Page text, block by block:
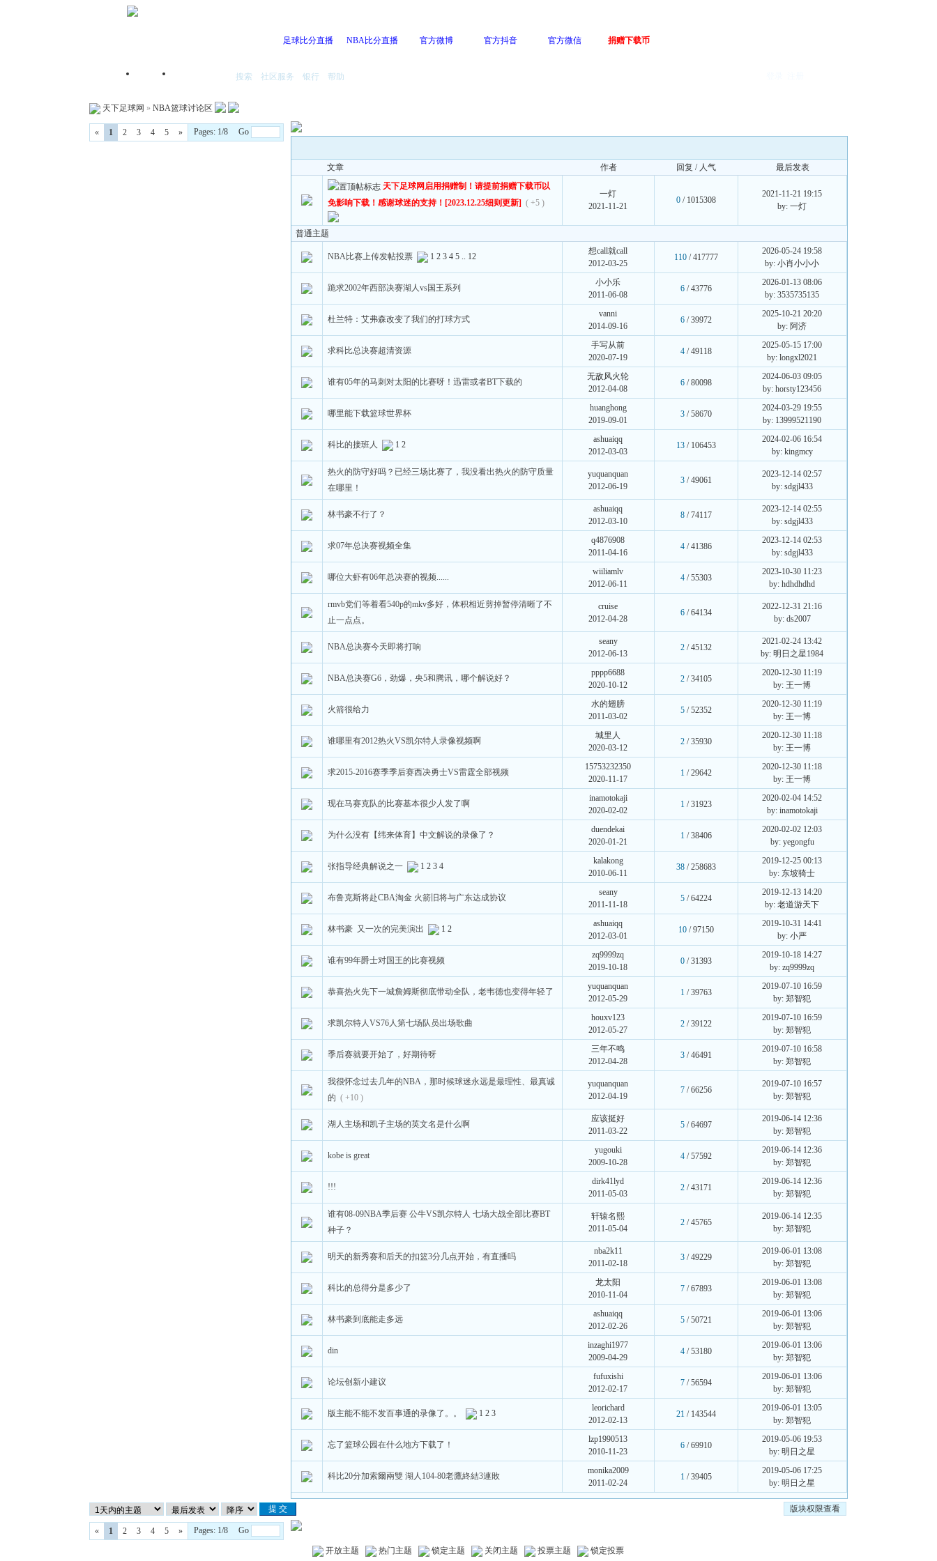
足球比分直播 NBA比分直播 官方微博 官方抖音 官方微信 捐赠下载币
首页 搜索 社区服务 银行 帮助
天下足球网 » NBA篮球讨论区
« 1 2 3 4 5 » Pages: 1/8 Go
文章 作者 回复 / 人气
最后发表
天下足球网启用捐赠制！请提前捐赠下载币以
免影响下载！感谢球迷的支持！[2023.12.25细则更新] ( +5 )
一灯
2021-11-21
0/ 1015308
2021-11-21 19:15
by: 一灯
普通主题
NBA比赛上传发帖投票 1 2 3 4 5.. 12
想call就call
2012-03-25
110/ 417777
2026-05-24 19:58
by: 小肖小小小
跪求2002年西部决赛湖人vs国王系列
小小乐
2011-06-08
6/ 43776
2026-01-13 08:06
by: 3535735135
杜兰特：艾弗森改变了我们的打球方式
vanni
2014-09-16
6/ 39972
2025-10-21 20:20
by: 阿济
求科比总决赛超清资源
手写从前
2020-07-19
4/ 49118
2025-05-15 17:00
by: longxl2021
谁有05年的马刺对太阳的比赛呀！迅雷或者BT下载的
无敌风火轮
2012-04-08
6/ 80098
2024-06-03 09:05
by: horsty123456
哪里能下载篮球世界杯
huanghong
2019-09-01
3/ 58670
2024-03-29 19:55
by: 13999521190
科比的接班人 1 2
ashuaiqq
2012-03-03
13/ 106453
2024-02-06 16:54
by: kingmcy
热火的防守好吗？已经三场比赛了，我没看出热火的防守质量
在哪里！
yuquanquan
2012-06-19
3/ 49061
2023-12-14 02:57
by: sdgjl433
林书豪不行了？
ashuaiqq
2012-03-10
8/ 74117
2023-12-14 02:55
by: sdgjl433
求07年总决赛视频全集
q4876908
2011-04-16
4/ 41386
2023-12-14 02:53
by: sdgjl433
哪位大虾有06年总决赛的视频......
wiiliamlv
2012-06-11
4/ 55303
2023-10-30 11:23
by: hdhdhdhd
rmvb党们等着看540p的mkv多好，体积相近剪掉暂停清晰了不
止一点点。
cruise
2012-04-28
6/ 64134
2022-12-31 21:16
by: ds2007
NBA总决赛今天即将打响
seany
2012-06-13
2/ 45132
2021-02-24 13:42
by: 明日之星1984
NBA总决赛G6，劲爆，央5和腾讯，哪个解说好？
pppp6688
2020-10-12
2/ 34105
2020-12-30 11:19
by: 王一博
火箭很给力
水的翅膀
2011-03-02
5/ 52352
2020-12-30 11:19
by: 王一博
谁哪里有2012热火VS凯尔特人录像视频啊
城里人
2020-03-12
2/ 35930
2020-12-30 11:18
by: 王一博
求2015-2016赛季季后赛西决勇士VS雷霆全部视频
15753232350
2020-11-17
1 / 29642
2020-12-30 11:18
by: 王一博
现在马赛克队的比赛基本很少人发了啊
inamotokaji
2020-02-02
1 / 31923
2020-02-04 14:52
by: inamotokaji
为什么没有【纬来体育】中文解说的录像了？
duendekai
2020-01-21
1 / 38406
2020-02-02 12:03
by: yegongfu
张指导经典解说之一 1 2 3 4
kalakong
2010-06-11
38/ 258683
2019-12-25 00:13
by: 东坡骑士
布鲁克斯将赴CBA淘金 火箭旧将与广东达成协议
seany
2011-11-18
5/ 64224
2019-12-13 14:20
by: 老道游天下
林书豪 又一次的完美演出 1 2
ashuaiqq
2012-03-01
10/ 97150
2019-10-31 14:41
by: 小严
谁有99年爵士对国王的比赛视频
zq9999zq
2019-10-18
0/ 31393
2019-10-18 14:27
by: zq9999zq
恭喜热火先下一城詹姆斯彻底带动全队，老韦德也变得年轻了
yuquanquan
2012-05-29
1 / 39763
2019-07-10 16:59
by: 郑智犯
求凯尔特人VS76人第七场队员出场歌曲
houxv123
2012-05-27
2/ 39122
2019-07-10 16:59
by: 郑智犯
季后赛就要开始了，好期待呀
三年不鸣
2012-04-28
3/ 46491
2019-07-10 16:58
by: 郑智犯
我很怀念过去几年的NBA，那时候球迷永远是最理性、最真诚
的 ( +10 )
yuquanquan
2012-04-19
7/ 66256
2019-07-10 16:57
by: 郑智犯
湖人主场和凯子主场的英文名是什么啊
应该挺好
2011-03-22
5/ 64697
2019-06-14 12:36
by: 郑智犯
kobe is great
yugouki
2009-10-28
4/ 57592
2019-06-14 12:36
by: 郑智犯
!!!
dirk41lyd
2011-05-03
2/ 43171
2019-06-14 12:36
by: 郑智犯
谁有08-09NBA季后赛 公牛VS凯尔特人 七场大战全部比赛BT
种子？
轩辕名熙
2011-05-04
2/ 45765
2019-06-14 12:35
by: 郑智犯
明天的新秀赛和后天的扣篮3分几点开始，有直播吗
nba2k11
2011-02-18
3/ 49229
2019-06-01 13:08
by: 郑智犯
科比的总得分是多少了
龙太阳
2010-11-04
7/ 67893
2019-06-01 13:08
by: 郑智犯
林书豪到底能走多远
ashuaiqq
2012-02-26
5/ 50721
2019-06-01 13:06
by: 郑智犯
din
inzaghi1977
2009-04-29
4/ 53180
2019-06-01 13:06
by: 郑智犯
论坛创新小建议
fufuxishi
2012-02-17
7/ 56594
2019-06-01 13:06
by: 郑智犯
版主能不能不发百事通的录像了。。 1 2 3
leorichard
2012-02-13
21 / 143544
2019-06-01 13:05
by: 郑智犯
忘了篮球公园在什么地方下载了！
lzp1990513
2010-11-23
6/ 69910
2019-05-06 19:53
by: 明日之星
科比20分加索爾兩雙 湖人104-80老鷹終結3連敗
monika2009
2011-02-24
1 / 39405
2019-05-06 17:25
by: 明日之星
版块权限查看
« 1 2 3 4 5 » Pages: 1/8 Go
开放主题 热门主题 锁定主题 关闭主题 投票主题 锁定投票